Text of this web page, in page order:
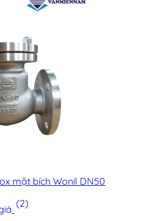
mặt bích Wonil DN50
(2)